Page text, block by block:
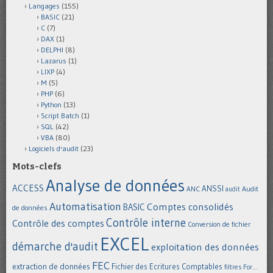
Langages (155)
BASIC (21)
C (7)
DAX (1)
DELPHI (8)
Lazarus (1)
LIXP (4)
M (5)
PHP (6)
Python (13)
Script Batch (1)
SQL (42)
VBA (80)
Logiciels d'audit (23)
Mots-clefs
ACCESS Analyse de données ANC ANSSI audit Audit
de données Automatisation BASIC Comptes consolidés
Contrôle des comptes Contrôle interne Conversion de fichier
démarche d'audit EXCEL exploitation des données
extraction de données FEC Fichier des Ecritures Comptables filtres For...